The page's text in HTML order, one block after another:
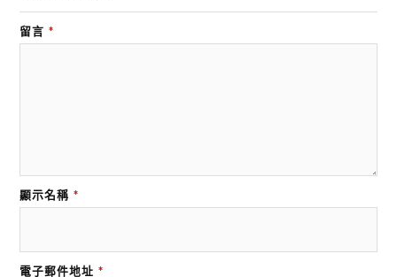
留言 *
顯示名稱 *
電子郵件地址 *